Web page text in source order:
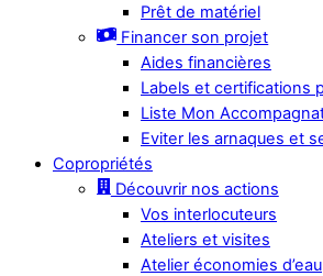
Prêt de matériel
Financer son projet
Aides financières
Labels et certifications
Liste Mon
Eviter les arnaques et
Copropriétés
Découvrir nos actions
Vos interlocuteurs
Ateliers et visites
Atelier économies d’eau